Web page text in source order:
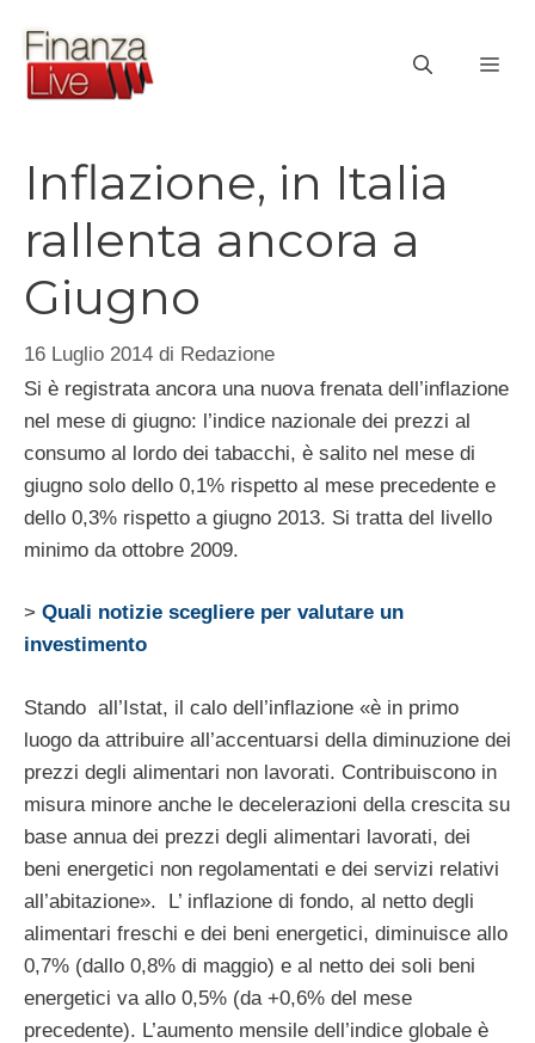
contenuto
Inflazione, in Italia
rallenta ancora a
Giugno
16 Luglio 2014 di Redazione
Si è registrata ancora una nuova frenata dell’inflazione
nel mese di giugno: l’indice nazionale dei prezzi al
consumo al lordo dei tabacchi, è salito nel mese di
giugno solo dello 0,1% rispetto al mese precedente e
dello 0,3% rispetto a giugno 2013. Si tratta del livello
minimo da ottobre 2009.
> Quali notizie scegliere per valutare un
investimento
Stando all’Istat, il calo dell’inflazione «è in primo
luogo da attribuire all’accentuarsi della diminuzione dei
prezzi degli alimentari non lavorati. Contribuiscono in
misura minore anche le decelerazioni della crescita su
base annua dei prezzi degli alimentari lavorati, dei
beni energetici non regolamentati e dei servizi relativi
all’abitazione». L’ inflazione di fondo, al netto degli
alimentari freschi e dei beni energetici, diminuisce allo
0,7% (dallo 0,8% di maggio) e al netto dei soli beni
energetici va allo 0,5% (da +0,6% del mese
precedente). L’aumento mensile dell’indice globale è